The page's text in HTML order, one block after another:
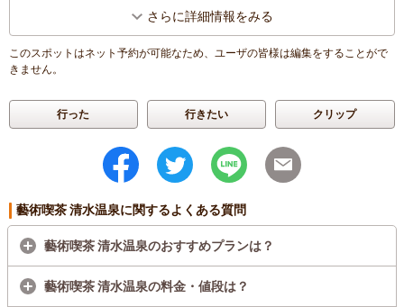
さらに詳細情報をみる
このスポットはネット予約が可能なため、ユーザの皆様は編集をすることがで
きません。
行った 行きたい クリップ
藝術喫茶 清水温泉に関するよくある質問
藝術喫茶 清水温泉のおすすめプランは？
藝術喫茶 清水温泉の料金・値段は？